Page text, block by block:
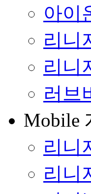
아이
리니
리니
러브
Mobile
리니
리니